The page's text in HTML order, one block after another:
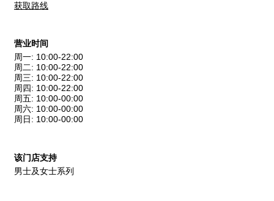
获取路线
营业时间
周一: 10:00-22:00
周二: 10:00-22:00
周三: 10:00-22:00
周四 : 10:00-22:00
周五: 10:00-00:00
周六: 10:00-00:00
周日 : 10:00-00:00
该门店支持
男士及女士系列